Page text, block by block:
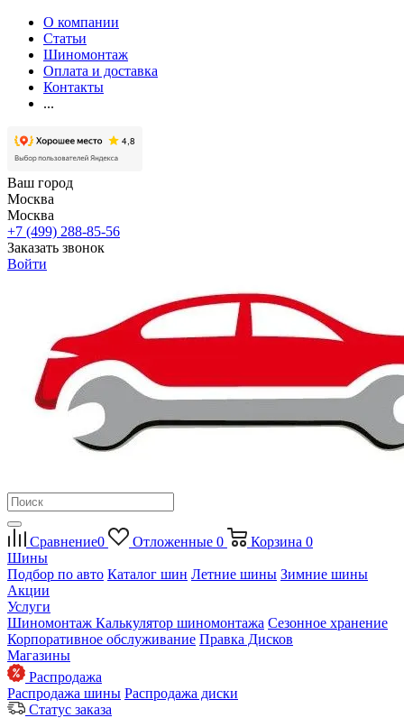
О компании
Статьи
Шиномонтаж
Оплата и доставка
Контакты
...
Ваш город
Москва
Москва
+7 (499) 288-85-56
Заказать звонок
Войти
Сравнение0 Отложенные 0 Корзина 0
Шины
Подбор по авто Каталог шин Летние шины Зимние шины
Акции
Услуги
Шиномонтаж Калькулятор шиномонтажа Сезонное хранение
Корпоративное обслуживание Правка Дисков
Магазины
Распродажа
Распродажа шины Распродажа диски
Статус заказа